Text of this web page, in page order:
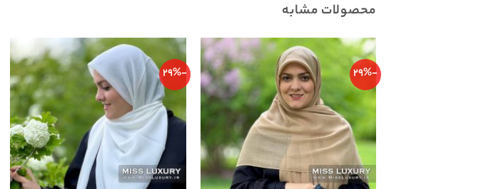
محصولات مشابه
-29%
-29%